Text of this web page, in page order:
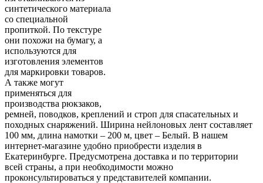
синтетического материала
со специальной
пропиткой. По текстуре
они похожи на бумагу, а
используются для
изготовления элементов
для маркировки товаров.
А также могут
применяться для
производства рюкзаков,
ремней, поводков, креплений и строп для спасательных и
походных снаряжений. Ширина нейлоновых лент составляет
100 мм, длина намотки – 200 м, цвет – Белый. В нашем
интернет-магазине удобно приобрести изделия в
Екатеринбурге. Предусмотрена доставка и по территории
всей страны, а при необходимости можно
проконсультироваться у представителей компании.